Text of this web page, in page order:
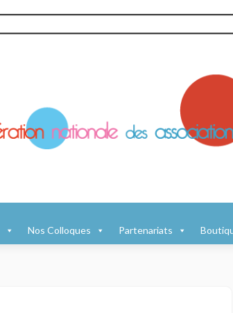
Nos Colloques Partenariats